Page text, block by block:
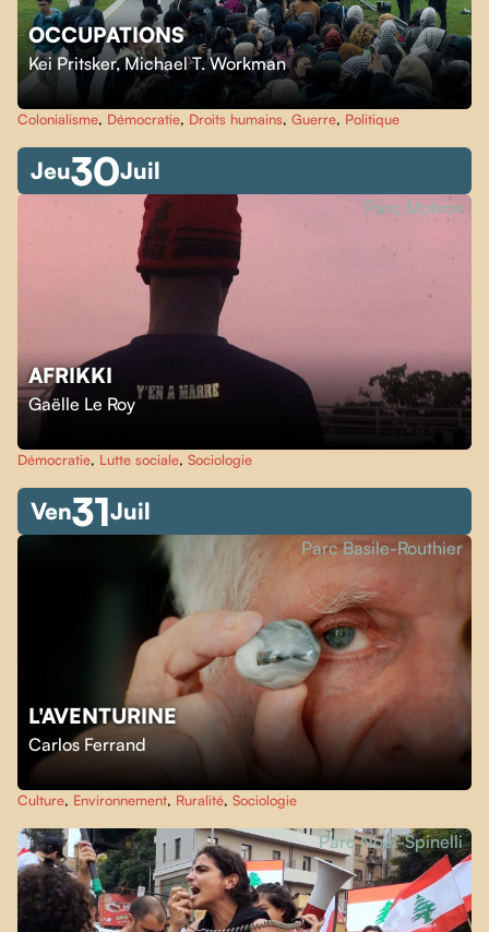
OCCUPATIONS
Kei Pritsker,Michael T. Workman
Colonialisme, Démocratie, Droits humains, Guerre, Politique
Jeu30Juil
AFRIKKI
Gaëlle Le Roy
Parc Molson
Démocratie, Lutte sociale, Sociologie
Ven31Juil
L'AVENTURINE
Carlos Ferrand
Parc Basile-Routhier
Culture, Environnement, Ruralité, Sociologie
Parc Noël-Spinelli